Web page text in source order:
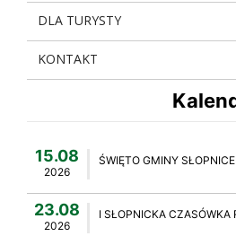
DLA TURYSTY
KONTAKT
15.08
2026
ŚWIĘTO GMINY
23.08
2026
I SŁOPNICKA CZASÓWKA